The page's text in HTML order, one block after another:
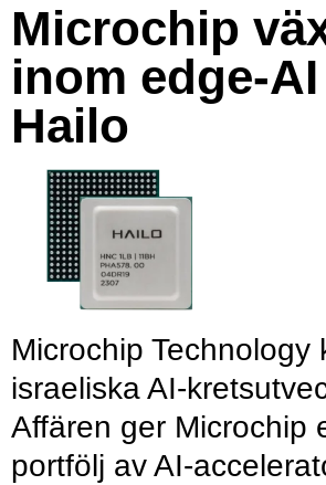
Microchip
inom edge-
Hailo
Microchip Technology
israeliska AI-
Affären ger Microchip
portfölj av AI-